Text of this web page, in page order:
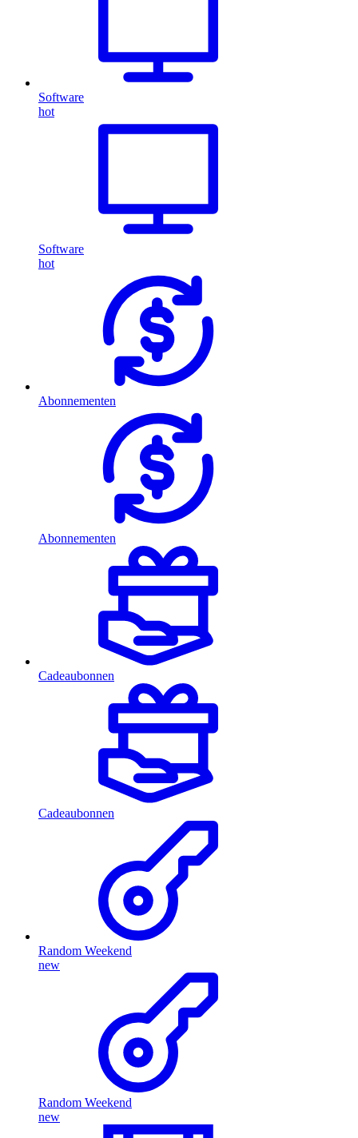
Software
hot
Software
hot
Abonnementen
Abonnementen
Cadeaubonnen
Cadeaubonnen
Random Weekend
new
Random Weekend
new